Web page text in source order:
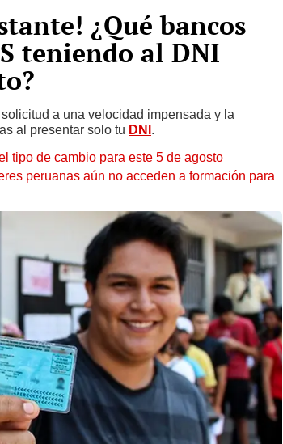
¿Qué bancos
teniendo al DNI
a una velocidad impensada y la
al presentar solo tu DNI.
tipo de cambio para este 5 de agosto
peruanas aún no acceden a formación para